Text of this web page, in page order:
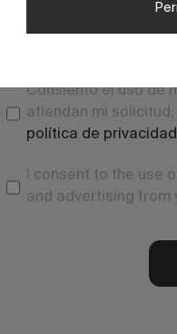
Consiento el uso de
atiendan mi
política de privacidad
I consent to the use
and advertising from